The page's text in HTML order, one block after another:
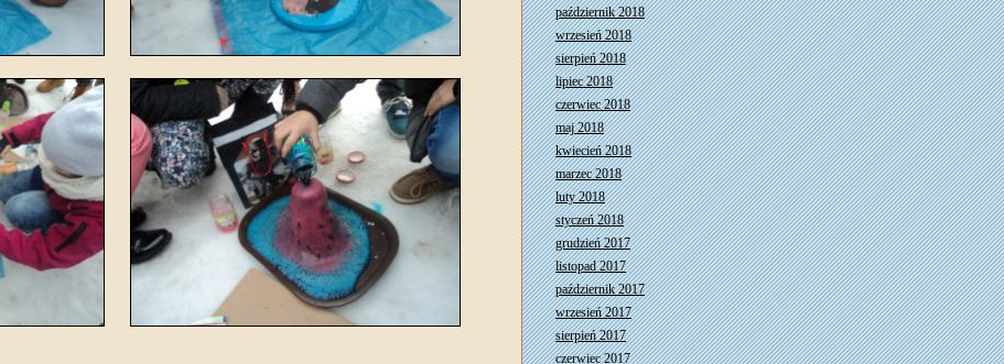
październik 2018
wrzesień 2018
sierpień 2018
lipiec 2018
czerwiec 2018
maj 2018
kwiecień 2018
marzec 2018
luty 2018
styczeń 2018
grudzień 2017
listopad 2017
październik 2017
wrzesień 2017
sierpień 2017
czerwiec 2017